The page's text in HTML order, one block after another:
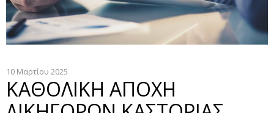
10 Μαρτίου 2025
ΚΑΘΟΛΙΚΗ ΑΠΟΧΗ